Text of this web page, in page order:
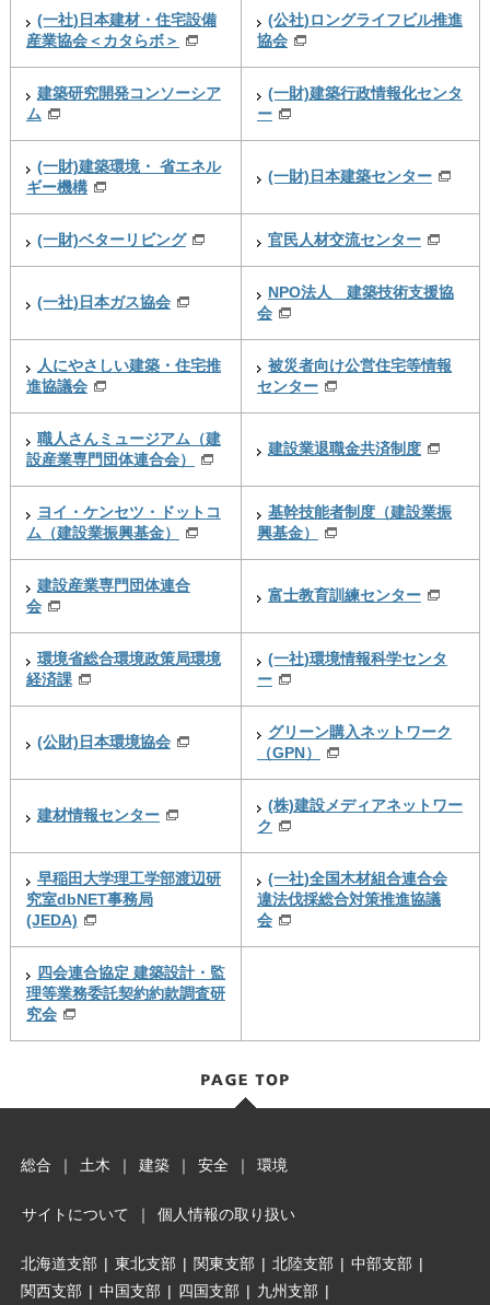
(一社)日本建材・住宅設備
産業協会＜カタらボ＞
(公社)ロングライフビル推進
協会
建築研究開発コンソーシア
ム
(一財)建築行政情報化センタ
ー
(一財)建築環境・ 省エネル
ギー機構
(一財)日本建築センター
(一財)ベターリビング 官民人材交流センター
(一社)日本ガス協会
NPO法人 建築技術支援協
会
人にやさしい建築・住宅推
進協議会
被災者向け公営住宅等情報
センター
職人さんミュージアム（建
設産業専門団体連合会）
建設業退職金共済制度
ヨイ・ケンセツ・ドットコ
ム（建設業振興基金）
基幹技能者制度（建設業振
興基金）
建設産業専門団体連合
会
富士教育訓練センター
環境省総合環境政策局環境
経済課
(一社)環境情報科学センタ
ー
(公財)日本環境協会
グリーン購入ネットワーク
（GPN）
建材情報センター
(株)建設メディアネットワー
ク
早稲田大学理工学部渡辺研
究室dbNET事務局
(JEDA)
(一社)全国木材組合連合会
違法伐採総合対策推進協議
会
四会連合協定 建築設計・監
理等業務委託契約約款調査研
究会
総合 ｜ 土木 ｜ 建築 ｜ 安全 ｜ 環境
サイトについて ｜ 個人情報の取り扱い
北海道支部 | 東北支部 | 関東支部 | 北陸支部 | 中部支部 |
関西支部 | 中国支部 | 四国支部 | 九州支部 |